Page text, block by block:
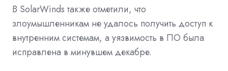
В SolarWinds также отметили, что
злоумышленникам не удалось получить доступ к
внутренним системам, а уязвимость в ПО была
исправлена в минувшем декабре.